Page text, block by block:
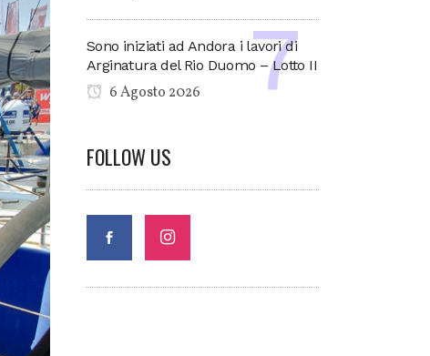
Sono iniziati ad Andora i lavori di
Arginatura del Rio Duomo – Lotto II
6 Agosto 2026
FOLLOW US